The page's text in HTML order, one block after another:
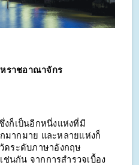
ราชอาณาจักร
ก็เป็นอีกหนึ่งแห่งที่มี
มากมาย และหลายแห่งก็
ดระดับภาษาอังกฤษ
ช่นกัน จากการสำรวจเบื้อง